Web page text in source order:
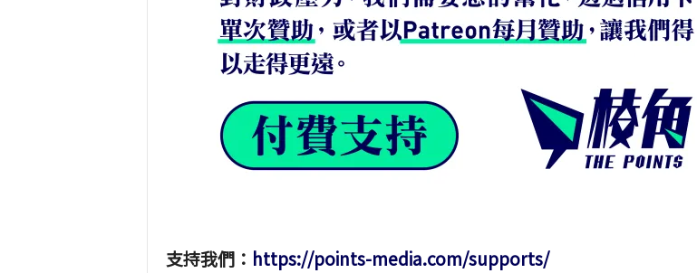
支持我們： https://points-media.com/supports/